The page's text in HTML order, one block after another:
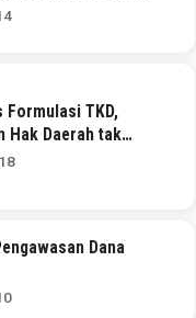
Formulasi TKD,
Hak Daerah tak
Dana